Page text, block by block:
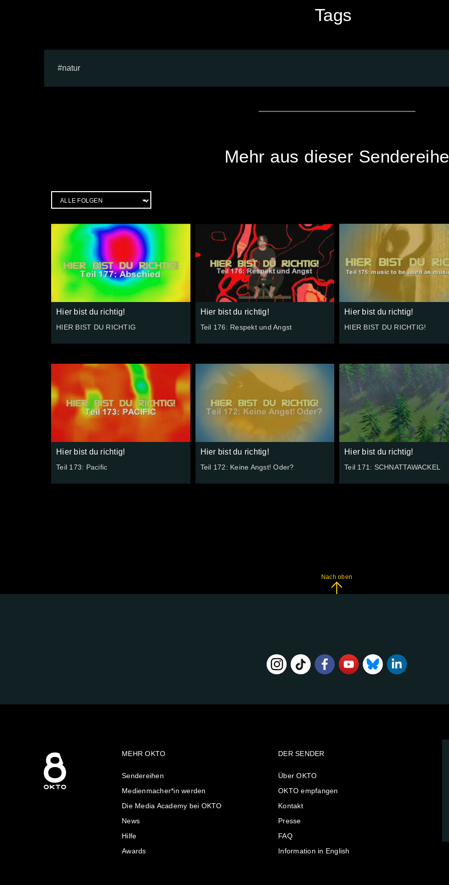
Tags
natur
Mehr aus dieser Sendereihe
Hier bist du richtig!
HIER BIST DU RICHTIG
Hier bist du richtig!
Teil 176: Respekt und Angst
Hier bist du richtig!
HIER BIST DU RICHTIG!
Hier bist du richtig!
Teil 173: Pacific
Hier bist du richtig!
Teil 172: Keine Angst! Oder?
Hier bist du richtig!
Teil 171: SCHNATTAWACKEL
Nach oben
MEHR OKTO
Sendereihen
Medienmacher*in werden
Die Media Academy bei OKTO
News
Hilfe
Awards
DER SENDER
Über OKTO
OKTO empfangen
Kontakt
Presse
FAQ
Information in English